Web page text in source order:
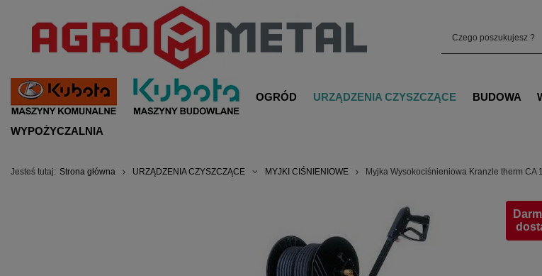
OGRÓD URZĄDZENIA CZYSZCZĄCE BUDOWA
WYPOŻYCZALNIA
Jesteś tutaj: Strona główna URZĄDZENIA CZYSZCZĄCE MYJKI CIŚNIENIOWE Myjka Wysokociśnieniowa Kranzle therm CA